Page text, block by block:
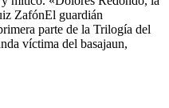
ZafónEl guardián
parte de la Trilogía del
víctima del basajaun,